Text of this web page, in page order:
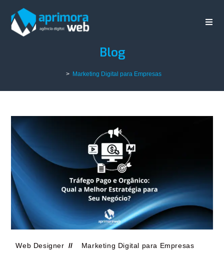
Blog
> Marketing Digital para Empresas
Web Designer Marketing Digital para Empresas